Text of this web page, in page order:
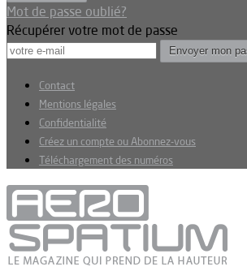
Mot de passe oublié?
Récupérer votre mot de passe
Contact
Mentions légales
Confidentialité
Créez un compte ou Abonnez-vous
Téléchargement des numéros